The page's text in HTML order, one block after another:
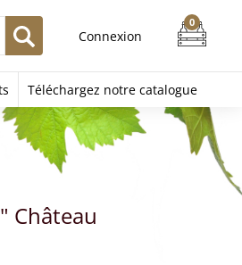
Connexion
Téléchargez notre catalogue
Château